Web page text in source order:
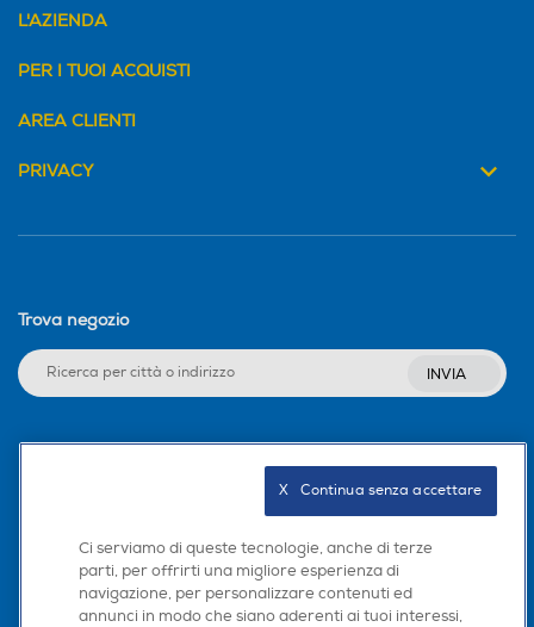
L'AZIENDA
PER I TUOI ACQUISTI
AREA CLIENTI
PRIVACY
Trova negozio
INVIA
Scarica la nostra app
Ci serviamo di queste tecnologie, anche di terze
parti, per offrirti una migliore esperienza di
navigazione, per personalizzare contenuti ed
annunci in modo che siano aderenti ai tuoi interessi,
X   Continua senza accettare